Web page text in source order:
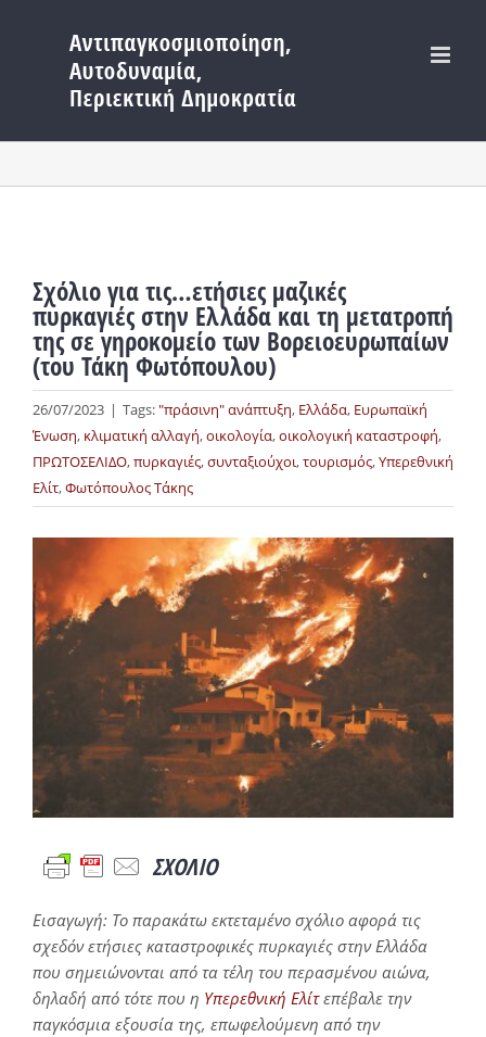
περιεχόμενο
Σχόλιο για τις…ετήσιες μαζικές
πυρκαγιές στην Ελλάδα και τη μετατροπή
της σε γηροκομείο των Βορειοευρωπαίων
(του Τάκη Φωτόπουλου)
26/07/2023 | Tags:"πράσινη" ανάπτυξη, Ελλάδα, Ευρωπαϊκή
Ένωση, κλιματική αλλαγή,οικολογία,οικολογική καταστροφή,
ΠΡΩΤΟΣΕΛΙΔΟ,πυρκαγιές,συνταξιούχοι,τουρισμός,Υπερεθνική
Ελίτ,Φωτόπουλος Τάκης
Προβολή
μεγαλύτερης
εικόνας
ΣΧΟΛΙΟ
Εισαγωγή: Το παρακάτω εκτεταμένο σχόλιο αφορά τις
σχεδόν ετήσιες καταστροφικές πυρκαγιές στην Ελλάδα
που σημειώνονται από τα τέλη του περασμένου αιώνα,
δηλαδή από τότε που η Υπερεθνική Ελίτεπέβαλε την
παγκόσμια εξουσία της, επωφελούμενη από την